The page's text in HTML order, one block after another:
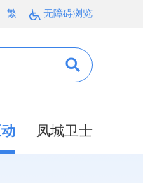
繁 无障碍浏览
凤城卫士